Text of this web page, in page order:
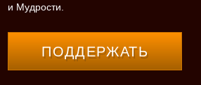
и Мудрости.
ПОДДЕРЖАТЬ